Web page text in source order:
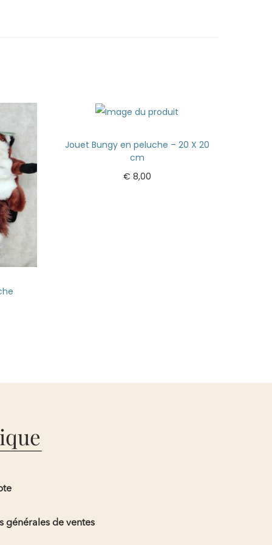
Jouet Bungy en peluche – 20 X 20
cm
€ 8,00
générales de ventes